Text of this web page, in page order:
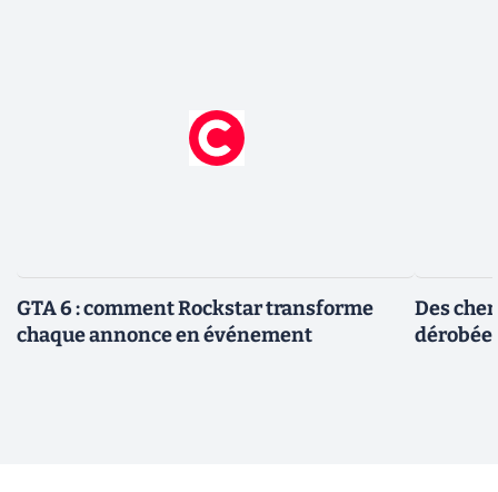
GTA 6 : comment Rockstar transforme
chaque annonce en événement
Des